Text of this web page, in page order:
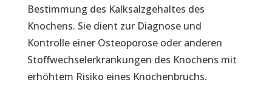
Bestimmung des Kalksalzgehaltes des
Knochens. Sie dient zur Diagnose und
Kontrolle einer Osteoporose oder anderen
Stoffwechselerkrankungen des Knochens mit
erhöhtem Risiko eines Knochenbruchs.